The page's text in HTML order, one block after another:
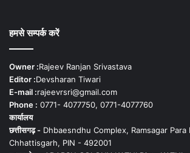
हमसे सम्पर्क करें
Owner :Rajeev Ranjan Srivastava
Editor :Devsharan Tiwari
E-mail :rajeevrsri@gmail.com
Phone : 0771- 4077750, 0771-4077760
कार्यालय
छत्तीसगढ़ - Dhbaesndhu Complex, Ramsagar Para
Chhattisgarh, PIN - 492001